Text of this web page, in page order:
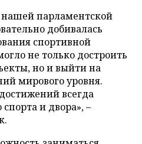
парламентской
добивалась
спортивной
не только достроить
но и выйти на
мирового уровня.
всегда
и двора», –